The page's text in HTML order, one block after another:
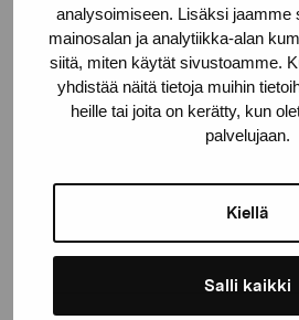
analysoimiseen. Lisäksi jaamme
mainosalan ja analytiikka-alan
siitä, miten käytät sivustoamme.
yhdistää näitä tietoja muihin
heille tai joita on kerätty, kun
palvelujaan.
Kiellä
Salli kaikki
10600 Tammisaari
proartibus@proartibus.fi
+358 (0)50 371 6339